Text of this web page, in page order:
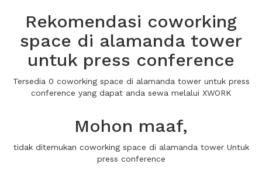
Rekomendasi coworking
space di alamanda tower
untuk press conference
Tersedia 0 coworking space di alamanda tower untuk press
conference yang dapat anda sewa melalui XWORK
Mohon maaf,
tidak ditemukan coworking space di alamanda tower Untuk
press conference